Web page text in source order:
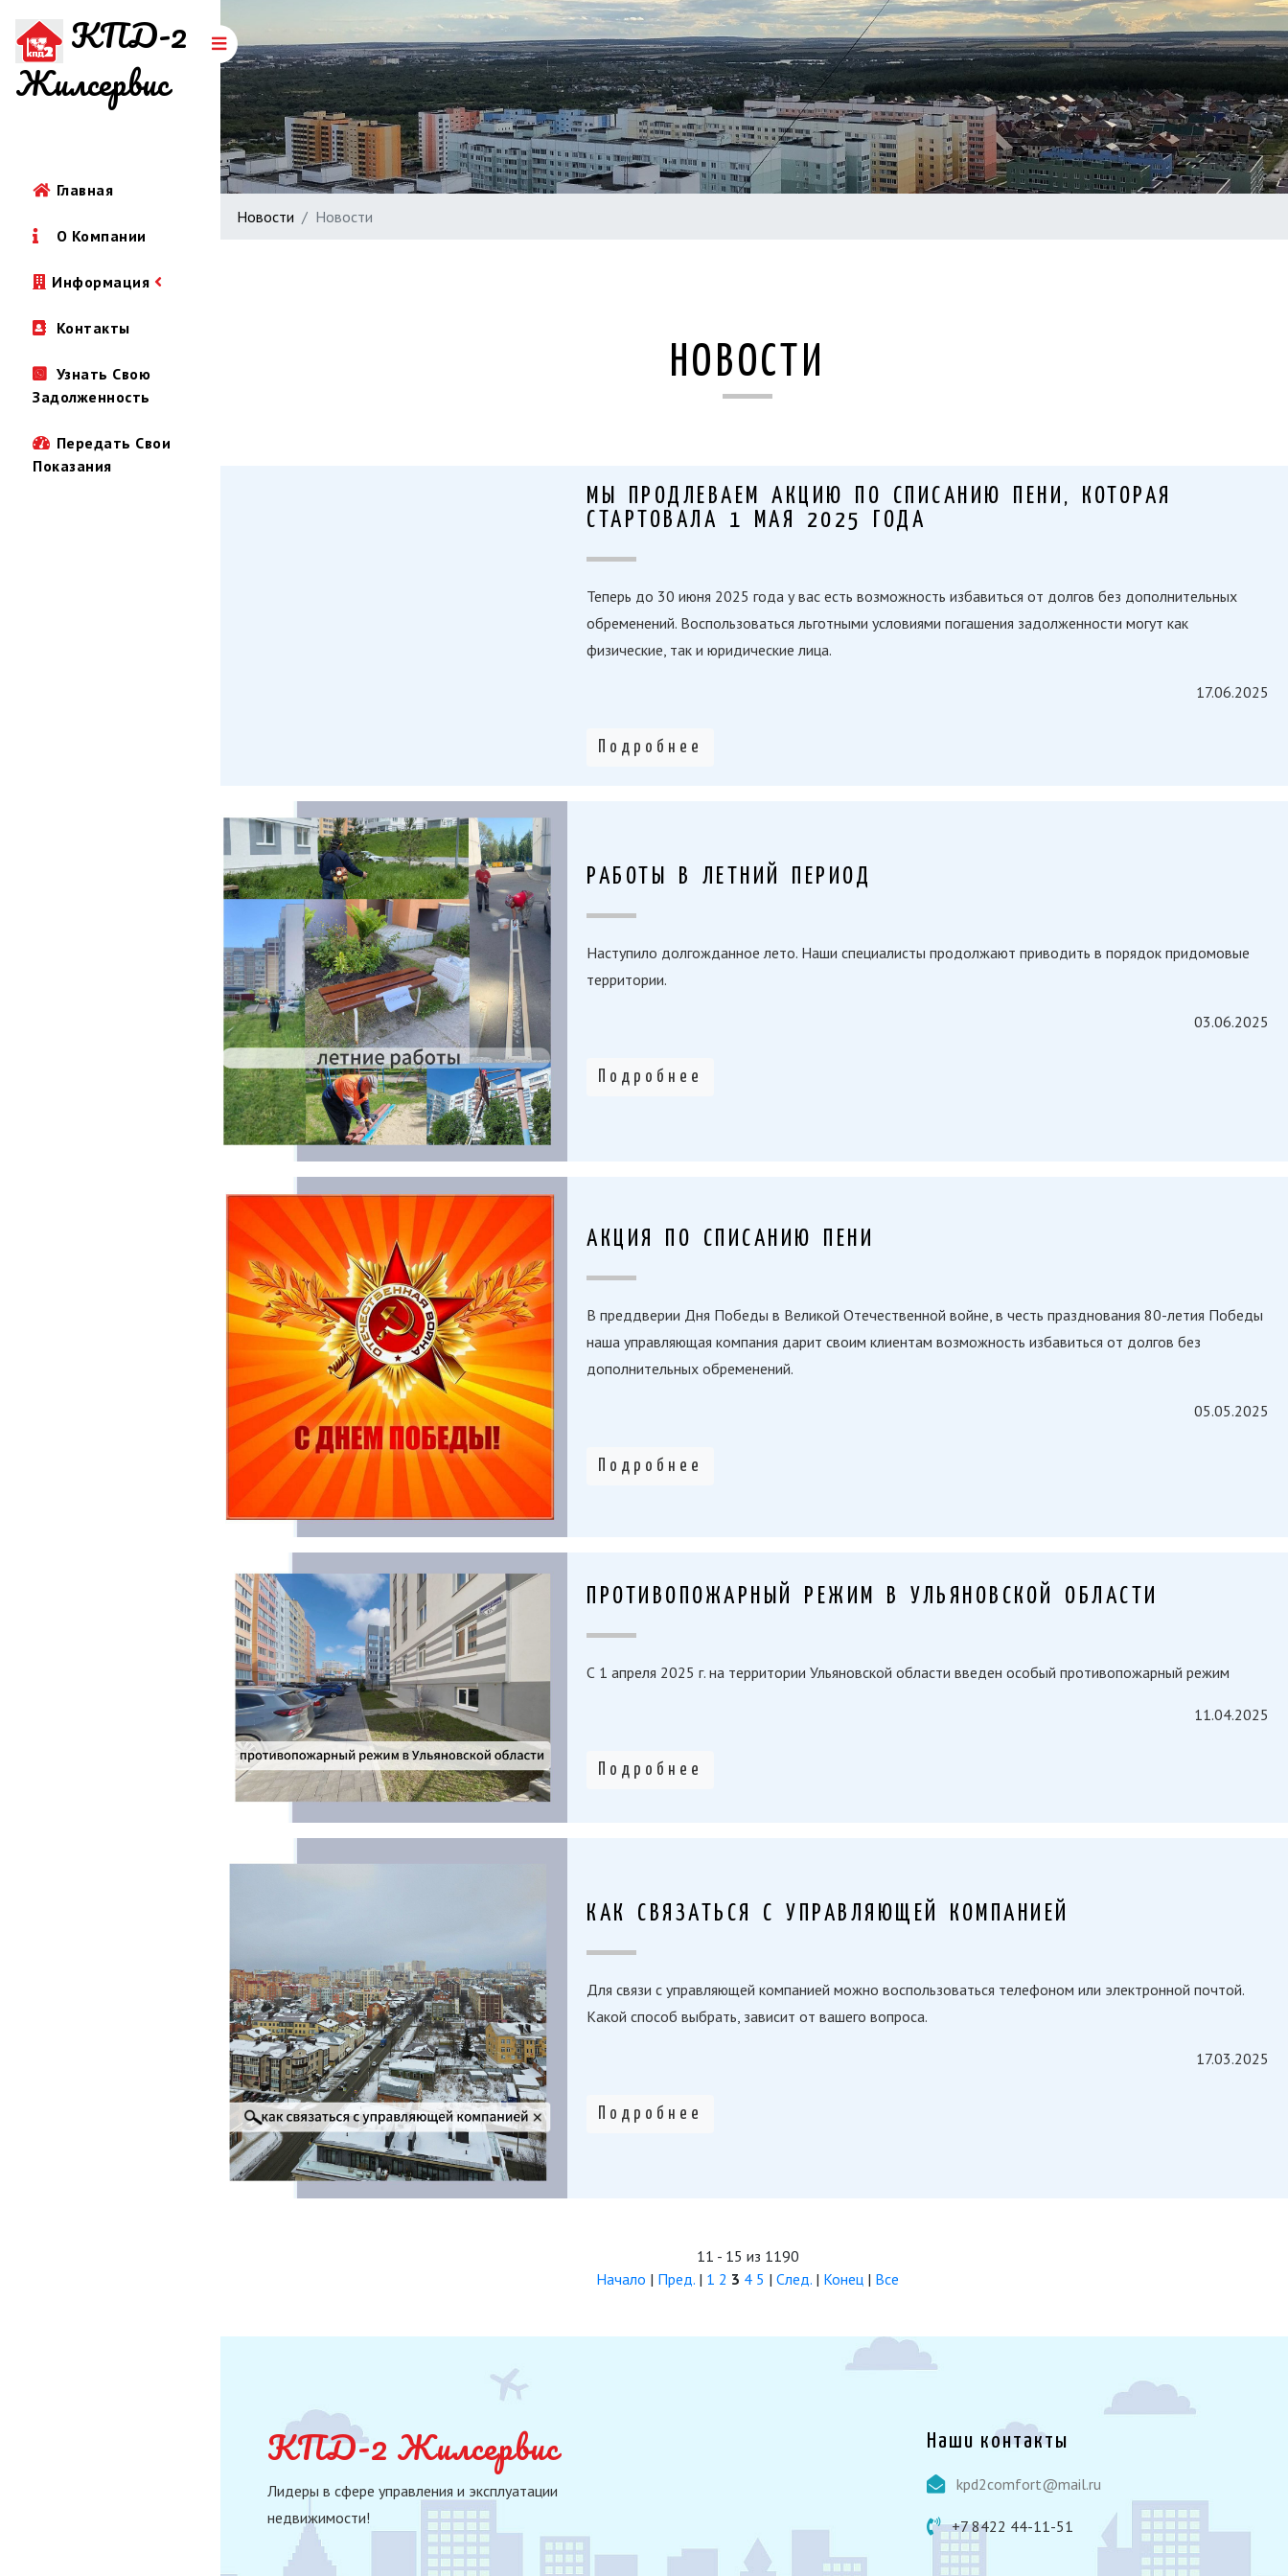
КПД-2
Жилсервис
Главная
О Компании
Информация
Контакты
Узнать Свою
Задолженность
Передать Свои
Показания
Новости Новости
НОВОСТИ
МЫ ПРОДЛЕВАЕМ АКЦИЮ ПО СПИСАНИЮ ПЕНИ, КОТОРАЯ
СТАРТОВАЛА 1 МАЯ 2025 ГОДА
Теперь до 30 июня 2025 года у вас есть возможность избавиться от долгов без дополнительных
обременений. Воспользоваться льготными условиями погашения задолженности могут как
физические, так и юридические лица.
17.06.2025
Подробнее
РАБОТЫ В ЛЕТНИЙ ПЕРИОД
Наступило долгожданное лето. Наши специалисты продолжают приводить в порядок придомовые
территории.
03.06.2025
Подробнее
АКЦИЯ ПО СПИСАНИЮ ПЕНИ
В преддверии Дня Победы в Великой Отечественной войне, в честь празднования 80-летия Победы
наша управляющая компания дарит своим клиентам возможность избавиться от долгов без
дополнительных обременений.
05.05.2025
Подробнее
ПРОТИВОПОЖАРНЫЙ РЕЖИМ В УЛЬЯНОВСКОЙ ОБЛАСТИ
С 1 апреля 2025 г. на территории Ульяновской области введен особый противопожарный режим
11.04.2025
Подробнее
КАК СВЯЗАТЬСЯ С УПРАВЛЯЮЩЕЙ КОМПАНИЕЙ
Для связи с управляющей компанией можно воспользоваться телефоном или электронной почтой.
Какой способ выбрать, зависит от вашего вопроса.
17.03.2025
Подробнее
11 - 15 из 1190
Начало | Пред. | 1 2 3 4 5 | След. | Конец | Все
КПД-2 Жилсервис
Лидеры в сфере управления и эксплуатации
недвижимости!
Наши контакты
kpd2comfort@mail.ru
+7 8422 44-11-51